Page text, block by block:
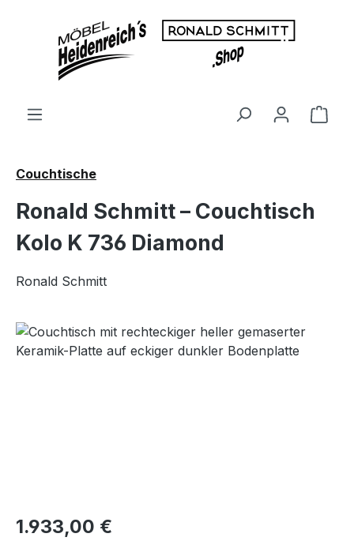
Zum Hauptinhalt springen
Couchtische
Ronald Schmitt – Couchtisch
Kolo K 736 Diamond
Ronald Schmitt
Bildergalerie überspringen
Regulärer Preis:
1.933,00 €